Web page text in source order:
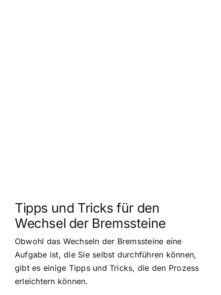
Tipps und Tricks für den
Wechsel der Bremssteine
Obwohl das Wechseln der Bremssteine eine
Aufgabe ist, die Sie selbst durchführen können,
gibt es einige Tipps und Tricks, die den Prozess
erleichtern können.